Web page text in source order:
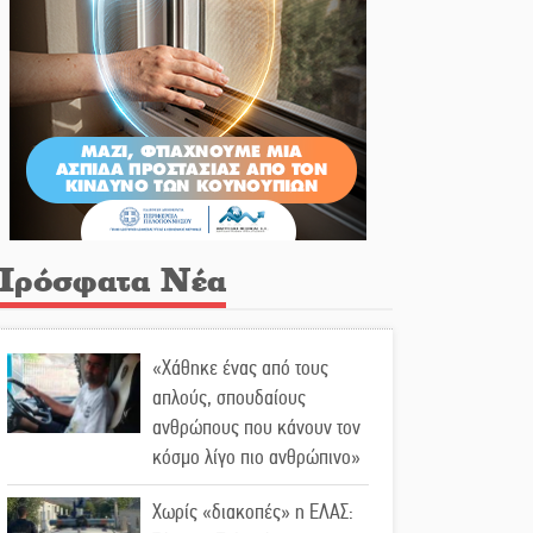
Νέα
«Χάθηκε ένας από τους
απλούς, σπουδαίους
ανθρώπους που κάνουν τον
κόσμο λίγο πιο ανθρώπινο»
Χωρίς «διακοπές» η ΕΛΑΣ: